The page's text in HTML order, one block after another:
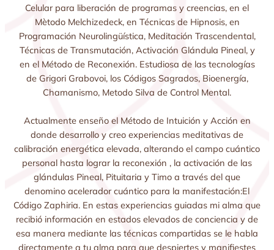
Celular para liberación de programas y creencias, en el
Mètodo Melchizedeck, en Técnicas de Hipnosis, en
Programación Neurolingüística, Meditación Trascendental,
Técnicas de Transmutación, Activación Glándula Pineal, y
en el Método de Reconexión. Estudiosa de las tecnologías
de Grigori Grabovoi, los Códigos Sagrados, Bioenergía,
Chamanismo, Metodo Silva de Control Mental.
Actualmente enseño el Método de Intuición y Acción en
donde desarrollo y creo experiencias meditativas de
calibración energética elevada, alterando el campo cuántico
personal hasta lograr la reconexión , la activación de las
glándulas Pineal, Pituitaria y Timo a través del que
denomino acelerador cuántico para la manifestación:El
Código Zaphiria. En estas experiencias guiadas mi alma que
recibió información en estados elevados de conciencia y de
esa manera mediante las técnicas compartidas se le habla
directamente a tu alma para que despiertes y manifiestes